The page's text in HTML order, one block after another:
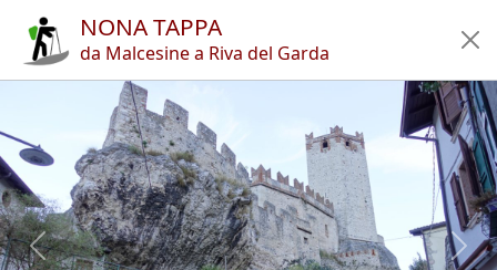
Itinerari Rifugi Articoli
App
Novità en
🔍︎
?
Trekking
Il Grande giro del Garda (Classic)
Nona tappa
NONA TAPPA
da Malcesine a Riva del Garda
Previous Next